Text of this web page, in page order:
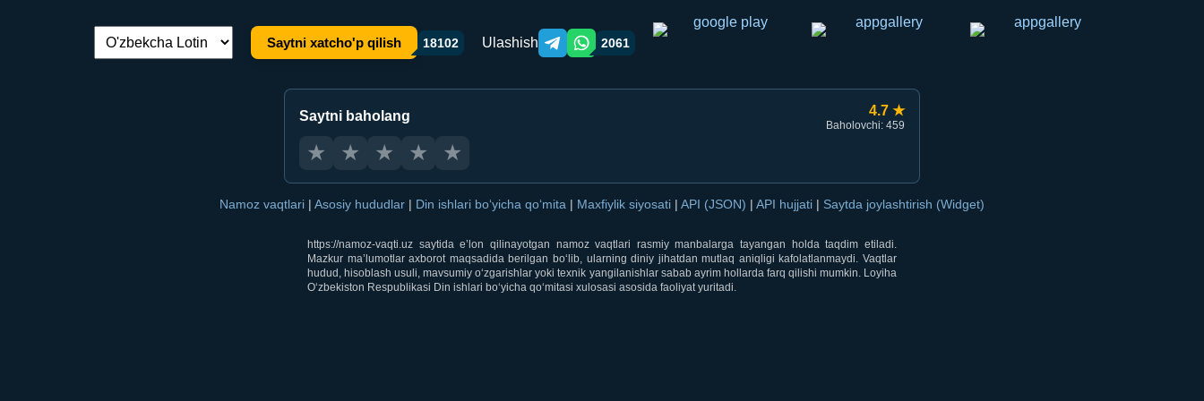
Tilni almashtirish: Saytni xatcho'p qilish 18102 Ulashish Telegram orqali ulashish
WhatsApp orqali ulashish
2061
Saytni baholang 4.7 ★
Baholovchi: 459
★ ★ ★ ★ ★
Namoz vaqtlari | Asosiy hududlar | Din ishlari bo‘yicha qo‘mita | Maxfiylik siyosati | API (JSON) | API hujjati | Saytda joylashtirish (Widget)
https://namoz-vaqti.uz saytida e’lon qilinayotgan namoz vaqtlari rasmiy manbalarga tayangan holda taqdim etiladi.
Mazkur ma’lumotlar axborot maqsadida berilgan bo‘lib, ularning diniy jihatdan mutlaq aniqligi kafolatlanmaydi. Vaqtlar
hudud, hisoblash usuli, mavsumiy o‘zgarishlar yoki texnik yangilanishlar sabab ayrim hollarda farq qilishi mumkin. Loyiha
O‘zbekiston Respublikasi Din ishlari bo‘yicha qo‘mitasi xulosasi asosida faoliyat yuritadi.